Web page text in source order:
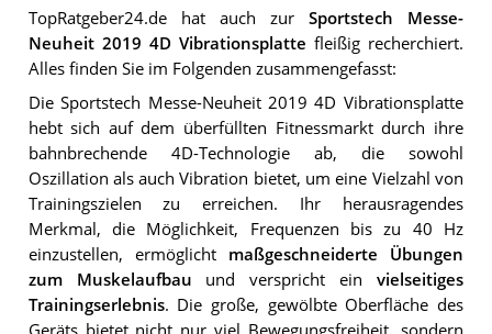
TopRatgeber24.de hat auch zur Sportstech Messe-
Neuheit 2019 4D Vibrationsplatte fleißig recherchiert.
Alles finden Sie im Folgenden zusammengefasst:
Die Sportstech Messe-Neuheit 2019 4D Vibrationsplatte
hebt sich auf dem überfüllten Fitnessmarkt durch ihre
bahnbrechende 4D-Technologie ab, die sowohl
Oszillation als auch Vibration bietet, um eine Vielzahl von
Trainingszielen zu erreichen. Ihr herausragendes
Merkmal, die Möglichkeit, Frequenzen bis zu 40 Hz
einzustellen, ermöglicht maßgeschneiderte Übungen
zum Muskelaufbau und verspricht ein vielseitiges
Trainingserlebnis. Die große, gewölbte Oberfläche des